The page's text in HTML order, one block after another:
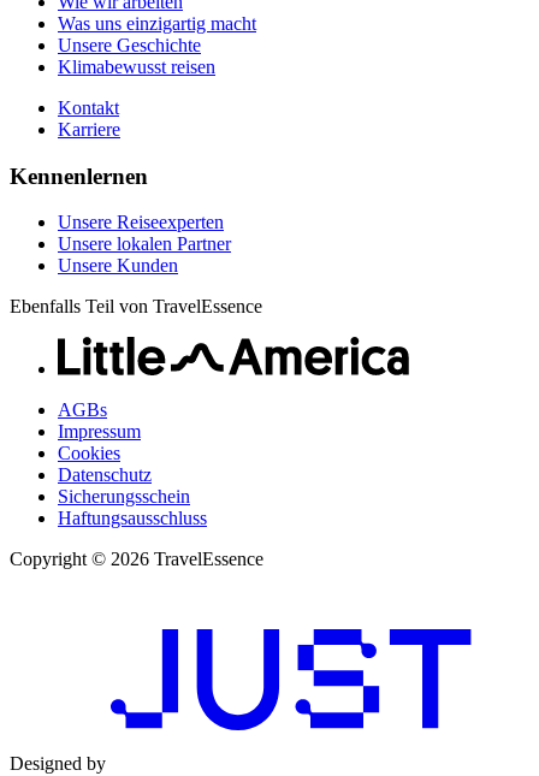
Was uns einzigartig macht
Unsere Geschichte
Klimabewusst reisen
Kontakt
Karriere
Kennenlernen
Unsere Reiseexperten
Unsere lokalen Partner
Unsere Kunden
Ebenfalls Teil von TravelEssence
AGBs
Impressum
Cookies
Datenschutz
Sicherungsschein
Haftungsausschluss
Copyright © 2026 TravelEssence
Designed by